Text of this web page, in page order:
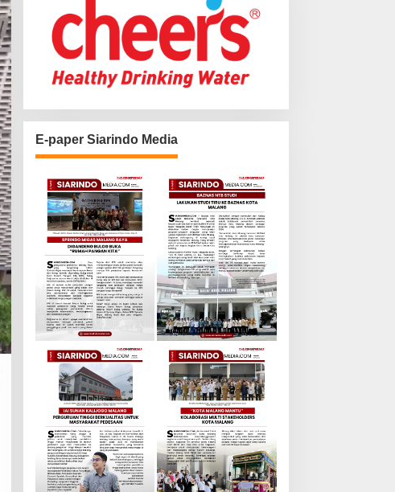
E-paper Siarindo Media